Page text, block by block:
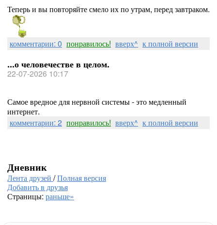
Теперь и вы повторяйте смело их по утрам, перед завтраком.
комментарии: 0 понравилось! вверх^ к полной версии
...о человечестве в целом.
22-07-2026 10:17
Самое вредное для нервной системы - это медленный
интернет.
комментарии: 2 понравилось! вверх^ к полной версии
Дневник
Лента друзей /Полная версия
Добавить в друзья
Страницы: раньше»